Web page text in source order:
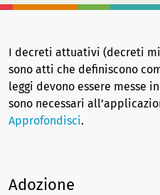
I decreti attuativi (decreti
sono atti che definiscono
leggi devono essere messe
sono necessari
Approfondisci.
Adozione